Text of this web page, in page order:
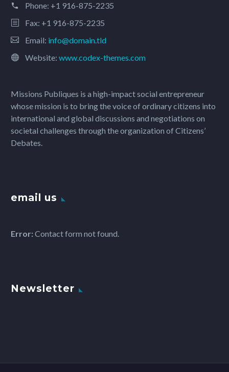
Phone: +1 916-875-2235
Fax: +1 916-875-2235
Email: info@domain.tld
Website: www.codex-themes.com
Missions Publiques is a high-impact social entrepreneur
whose mission is to bring the voice of ordinary citizens into
international and global discussions and negotiations on
societal challenges through the organization of Citizens’
Debates.
email us
Error:Contact form not found.
Newsletter